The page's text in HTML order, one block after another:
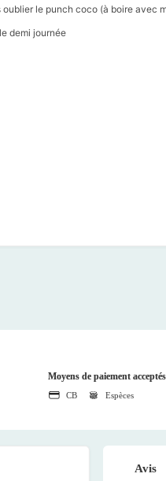
le punch coco (à boire avec
demi journée
Moyens de paiement acceptés
CB Espèces
Avis